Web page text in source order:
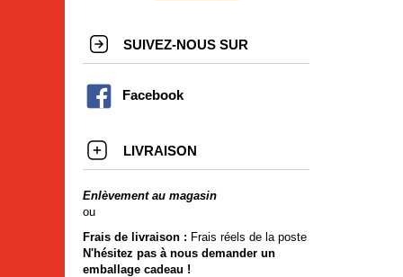
SUIVEZ-NOUS SUR
Facebook
LIVRAISON
Enlèvement au magasin
ou
Frais de livraison : Frais réels de la poste
N'hésitez pas à nous demander un
emballage cadeau !